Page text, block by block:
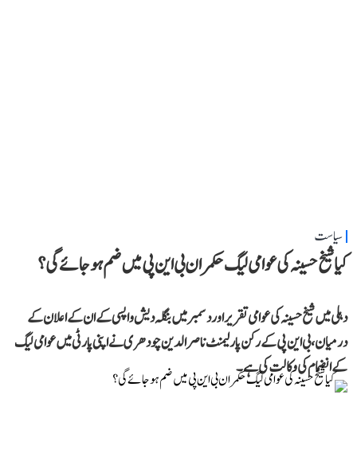
سیاست
کیا شیخ حسینہ کی عوامی لیگ حکمران بی این پی میں ضم ہو جائے گی؟
دہلی میں شیخ حسینہ کی عوامی تقریر اور دسمبر میں بنگلہ دیش واپسی کے ان کے اعلان کے
درمیان، بی این پی کے رکن پارلیمنٹ ناصر الدین چودھری نے اپنی پارٹی میں عوامی لیگ
کے انضمام کی وکالت کی ہے۔